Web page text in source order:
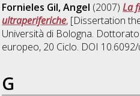
Fornieles Gil, Angel (2007)La
ultraperiferiche, [Dissertation
Università di Bologna.
europeo, 20 Ciclo. DOI
G